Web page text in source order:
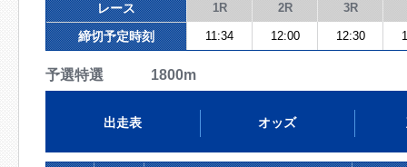
レース 1R 2R 3R
締切予定時刻 11:34 12:00 12:30
予選特選 1800m
出走表 オッズ